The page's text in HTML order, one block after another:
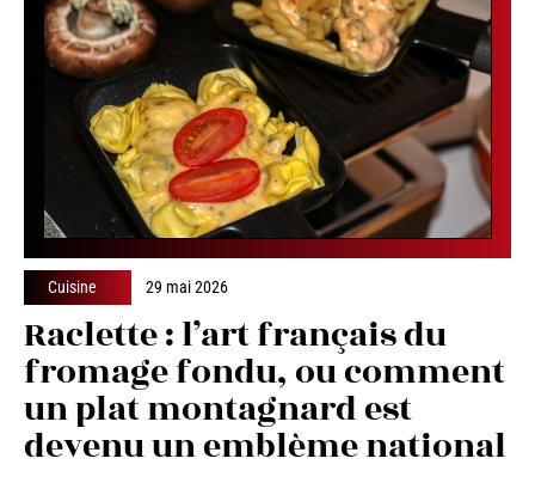
Cuisine 29 mai 2026
Raclette : l’art français du
fromage fondu, ou comment
un plat montagnard est
devenu un emblème national